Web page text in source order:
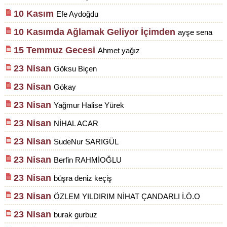
10 Kasım Efe Aydoğdu
10 Kasımda Ağlamak Geliyor İçimden ayşe sena
15 Temmuz Gecesi Ahmet yağız
23 Nisan Göksu Biçen
23 Nisan Gökay
23 Nisan Yağmur Halise Yürek
23 Nisan NİHAL ACAR
23 Nisan SudeNur SARIGÜL
23 Nisan Berfin RAHMİOĞLU
23 Nisan büşra deniz keçiş
23 Nisan ÖZLEM YILDIRIM NİHAT ÇANDARLI İ.Ö.O
23 Nisan burak gurbuz